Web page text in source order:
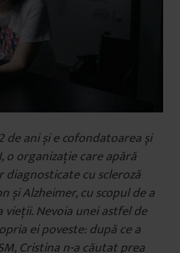
de ani și e cofondatoarea și
o organizație care apără
cu scleroză
și Alzheimer, cu scopul de a
Nevoia unei astfel de
ei poveste: după ce a
Cristina n-a căutat prea